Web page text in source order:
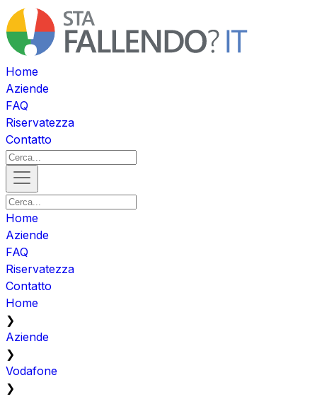
Home
Aziende
FAQ
Riservatezza
Contatto
Home
Aziende
FAQ
Riservatezza
Contatto
Home
❯
Aziende
❯
Vodafone
❯